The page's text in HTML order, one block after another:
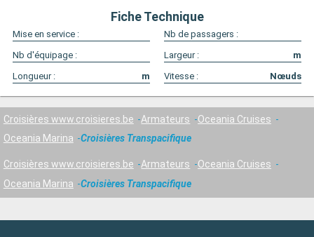
Fiche Technique
Mise en service :
Nb de passagers :
Nb d'équipage :
Largeur :
m
Longueur :
m Vitesse : Nœuds
Croisières www.croisieres.be Armateurs
Oceania Cruises
Oceania Marina
Croisières Transpacifique
Croisières www.croisieres.be Armateurs
Oceania Cruises
Oceania Marina
Croisières Transpacifique